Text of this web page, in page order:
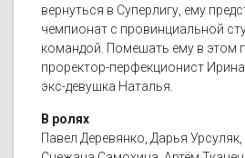
вернуться в Суперлигу, ему
чемпионат с провинциальной
командой. Помешать ему в этом
проректор-перфекционист
экс-девушка Наталья.
В ролях
Павел Деревянко, Дарья